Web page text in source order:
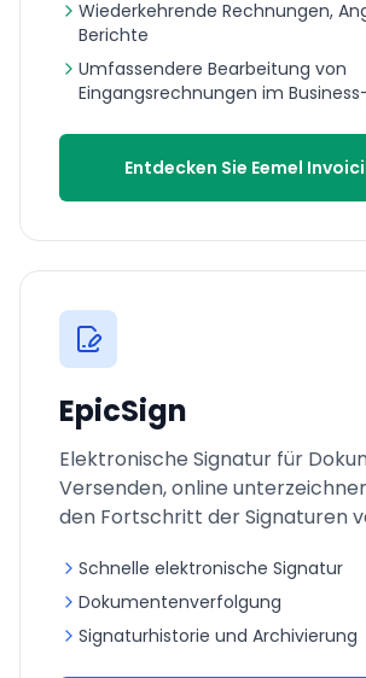
Wiederkehrende Rechnungen,
Berichte
Umfassendere Bearbeitung von
Eingangsrechnungen im
Entdecken Sie Eemel
EpicSign
Elektronische Signatur für
Versenden, online
den Fortschritt der Signaturen
Schnelle elektronische Signatur
Dokumentenverfolgung
Signaturhistorie und Archivierung